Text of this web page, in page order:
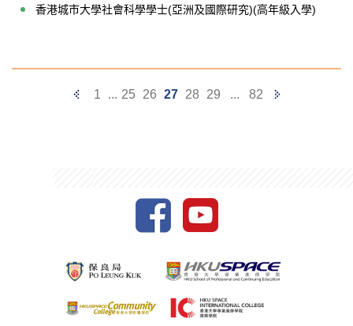
香港城市大學社會科學學士(亞洲及國際研究)(高年級入學)
Previous
1 ... 25 26 27 28 29 ... 82